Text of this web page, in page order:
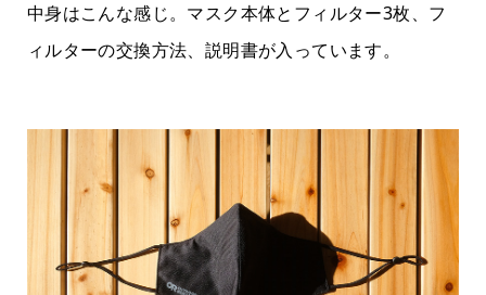
中身はこんな感じ。マスク本体とフィルター3枚、フ
ィルターの交換方法、説明書が入っています。